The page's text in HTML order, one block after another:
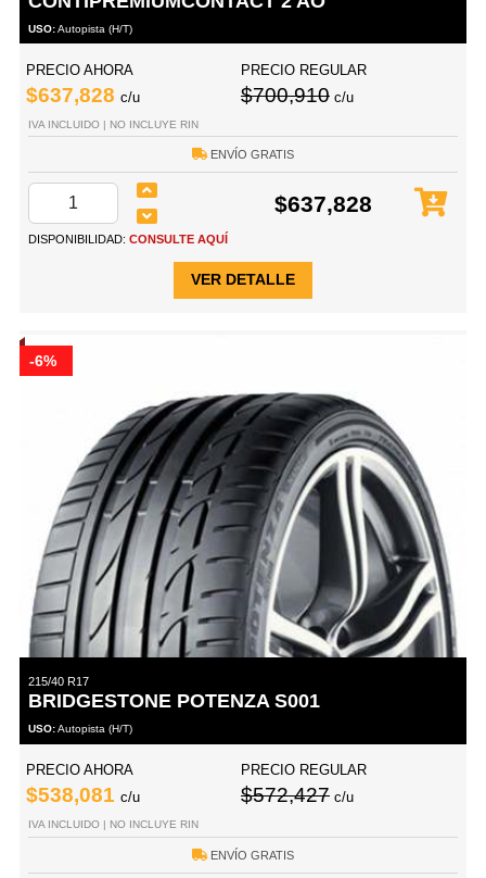
USO:Autopista (H/T)
PRECIO AHORA
$637,828 c/u
PRECIO REGULAR
$700,910 c/u
IVA INCLUIDO | NO INCLUYE RIN
ENVÍO GRATIS
$637,828
DISPONIBILIDAD: CONSULTE AQUÍ
VER DETALLE
-6%
215/40 R17
BRIDGESTONE POTENZA S001
USO:Autopista (H/T)
PRECIO AHORA
$538,081 c/u
PRECIO REGULAR
$572,427 c/u
IVA INCLUIDO | NO INCLUYE RIN
ENVÍO GRATIS